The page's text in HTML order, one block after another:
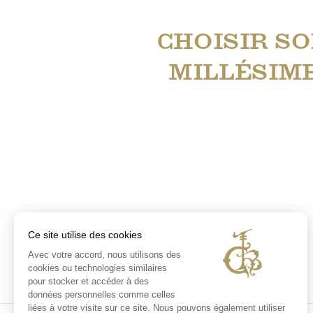
Ce site utilise des cookies
Avec votre accord, nous utilisons des
cookies ou technologies similaires
pour stocker et accéder à des
données personnelles comme celles
liées à votre visite sur ce site. Nous pouvons également utiliser
CHOISIR